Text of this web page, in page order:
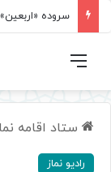
فهرست
ستاد اقامه
رادیو نماز